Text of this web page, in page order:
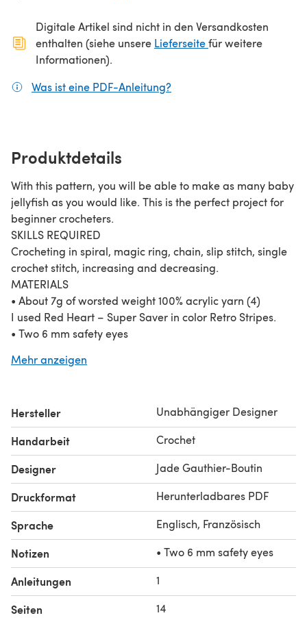
Digitale Artikel sind nicht in den Versandkosten
enthalten (siehe unsere Lieferseite(öffnet sich in
für weitere
Informationen).
Was ist eine PDF-Anleitung?
Produktdetails
With this pattern, you will be able to make as many baby
jellyfish as you would like. This is the perfect project for
beginner crocheters.
SKILLS REQUIRED
Crocheting in spiral, magic ring, chain, slip stitch, single
crochet stitch, increasing and decreasing.
MATERIALS
• About 7g of worsted weight 100% acrylic yarn (4)
I used Red Heart – Super Saver in color Retro Stripes.
• Two 6 mm safety eyes
• Polyester fiberfill for stuffing (optional)
They are about 8 cm (3”) high, with worsted weight 100%
acrylic yarn and a 3.50 mm crochet hook (US size E/4).
Copyright © 2021. Content of this document MAY NOT be
copied, reproduced, altered, published or distributed in
any way. You MAY sell finished products made with this
pattern, provided credit to All From Jade.
Mehr anzeigen
Hersteller Unabhängiger Designer
Handarbeit Crochet
Designer Jade Gauthier-Boutin
Druckformat Herunterladbares PDF
Sprache Englisch, Französisch
Notizen • Two 6 mm safety eyes
Anleitungen 1
Seiten 14